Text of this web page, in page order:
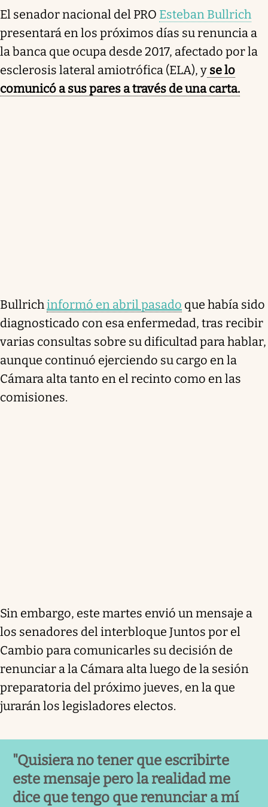
El senador nacional del PRO Esteban Bullrich
presentará en los próximos días su renuncia a
la banca que ocupa desde 2017, afectado por la
esclerosis lateral amiotrófica (ELA), y se lo
comunicó a sus pares a través de una carta.
Bullrichinformó en abril pasado que había sido
diagnosticado con esa enfermedad, tras recibir
varias consultas sobre su dificultad para hablar,
aunque continuó ejerciendo su cargo en la
Cámara alta tanto en el recinto como en las
comisiones.
Sin embargo, este martes envió un mensaje a
los senadores del interbloque Juntos por el
Cambio para comunicarles su decisión de
renunciar a la Cámara alta luego de la sesión
preparatoria del próximo jueves, en la que
jurarán los legisladores electos.
"Quisiera no tener que escribirte
este mensaje pero la realidad me
dice que tengo que renunciar a mí